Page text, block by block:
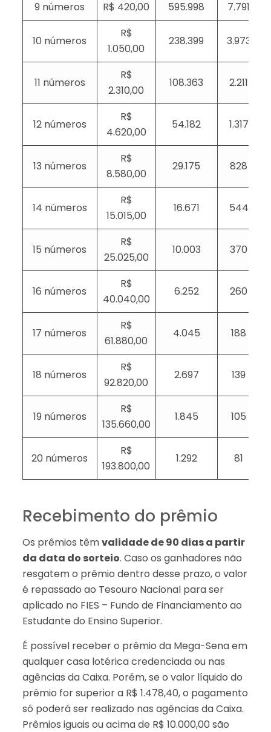
9 números R$ 420,00 595.998 7.791
10 números
R$
1.050,00
238.399 3.973
11 números
R$
2.310,00
108.363 2.211
12 números
R$
4.620,00
54.182 1.317
13 números
R$
8.580,00
29.175 828
14 números
R$
15.015,00
16.671 544
15 números
R$
25.025,00
10.003 370
16 números
R$
40.040,00
6.252 260
17 números
R$
61.880,00
4.045 188
18 números
R$
92.820,00
2.697 139
19 números
R$
135.660,00
1.845 105
20 números
R$
193.800,00
1.292 81
Recebimento do prêmio
Os prêmios têmvalidade de 90 dias a partir
da data do sorteio. Caso os ganhadores não
resgatem o prêmio dentro desse prazo, o valor
é repassado ao Tesouro Nacional para ser
aplicado no FIES – Fundo de Financiamento ao
Estudante do Ensino Superior.
É possível receber o prêmio da Mega-Sena em
qualquer casa lotérica credenciada ou nas
agências da Caixa. Porém, se o valor líquido do
prêmio for superior a R$ 1.478,40, o pagamento
só poderá ser realizado nas agências da Caixa.
Prêmios iguais ou acima de R$ 10.000,00 são